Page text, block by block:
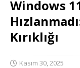
Windows
Kırıklığı
Kasım 30, 2025